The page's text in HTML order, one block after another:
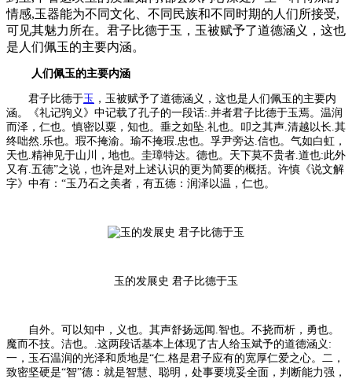
情感,玉器能为不同文化、不同民族和不同时期的人们所接受,
可见其魅力所在。君子比德于玉，玉被赋予了道德涵义，这也
是人们佩玉的主要内涵。
人们佩玉的主要内涵
君子比德于玉 ，玉被赋予了道德涵义，这也是人们佩玉的主要内
涵。《礼记驹义》中记载了孔子的一段话:.并者君子比德于玉焉。温润
而泽，仁也。慎密以粟，知也。垂之如坠.礼也。叩之其声.清越以长.其
终咄然.乐也。瑕不掩渝。瑜不掩瑕.忠也。孚尹旁达.信也。气如白虹，
天也.精神见于山川，地也。圭璋特达。德也。天下莫不贵者.道也:此外
又有.五德”之说，也许是对上述认识的更为简要的概括。许慎《说文解
字》中有：“玉乃石之美者，有五德：润泽以温，仁也。
玉的发展史 君子比德于玉
自外。可以知中，义也。其声舒扬远闻.智也。不挠而析，勇也。
魔而不技。洁也。.这两段话基本上体现了古人给玉斌予的道德涵义:
一，玉石温润的光泽和质地是“仁.格是君子应有的宽厚仁爱之心。二，
致密坚硬是“智”德：就是智慧、聪明，处事要境妥全面，判断能力强，